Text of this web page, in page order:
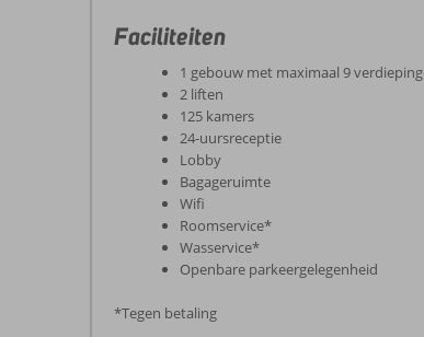
Faciliteiten
1 gebouw met maximaal 9
2 liften
125 kamers
24-uursreceptie
Lobby
Bagageruimte
Wifi
Roomservice*
Wasservice*
Openbare parkeergelegenheid
*Tegen betaling